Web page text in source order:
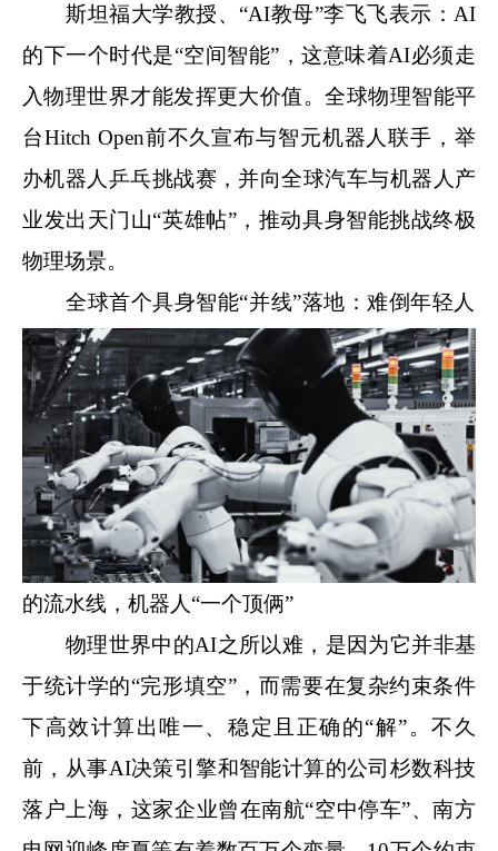
斯坦福大学教授、“AI教母”李飞飞表示：AI
的下一个时代是“空间智能”，这意味着AI必须走
入物理世界才能发挥更大价值。全球物理智能平
台Hitch Open前不久宣布与智元机器人联手，举
办机器人乒乓挑战赛，并向全球汽车与机器人产
业发出天门山“英雄帖”，推动具身智能挑战终极
物理场景。
全球首个具身智能“并线”落地：难倒年轻人
的流水线，机器人“一个顶俩”
物理世界中的AI之所以难，是因为它并非基
于统计学的“完形填空”，而需要在复杂约束条件
下高效计算出唯一、稳定且正确的“解”。不久
前，从事AI决策引擎和智能计算的公司杉数科技
落户上海，这家企业曾在南航“空中停车”、南方